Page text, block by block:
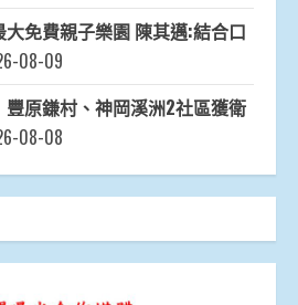
免費親子樂園 陳其邁:結合口
08-09
原鎌村、神岡溪洲2社區獲衛
08-08